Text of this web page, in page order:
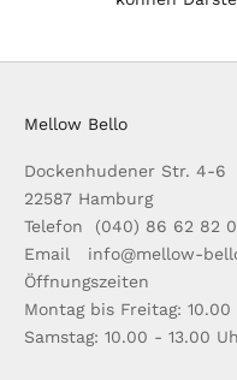
Mellow Bello
Dockenhudener Str. 4-6
22587 Hamburg
Telefon (040) 86 62 82
Email info@mellow-
Öffnungszeiten
Montag bis Freitag:
Samstag: 10.00 - 13.00